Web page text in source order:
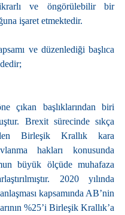
ve öngörülebilir bir
işaret etmektedir.
ve düzenlediği başlıca
çıkan başlıklarından biri
Brexit sürecinde sıkça
Birleşik Krallık kara
hakları konusunda
büyük ölçüde muhafaza
2020 yılında
kapsamında AB’nin
%25’i Birleşik Krallık’a